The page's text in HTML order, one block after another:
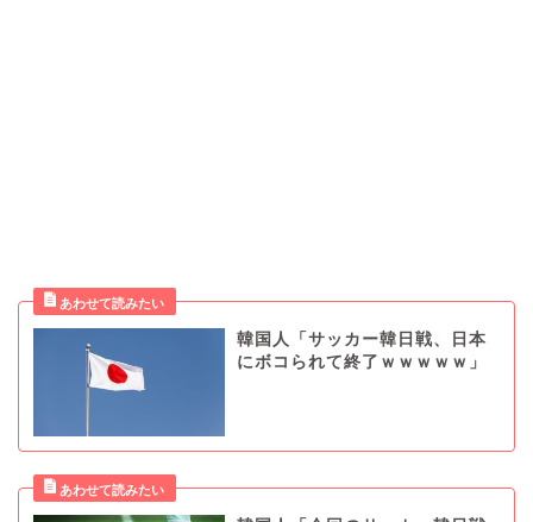
韓国人「サッカー韓日戦、日本
にボコられて終了ｗｗｗｗｗ」